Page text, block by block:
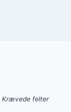
Krævede felter